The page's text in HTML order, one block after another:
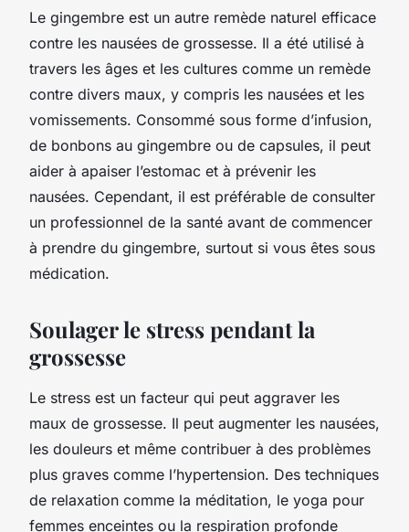
Le gingembre est un autre remède naturel efficace
contre les nausées de grossesse. Il a été utilisé à
travers les âges et les cultures comme un remède
contre divers maux, y compris les nausées et les
vomissements. Consommé sous forme d’infusion,
de bonbons au gingembre ou de capsules, il peut
aider à apaiser l’estomac et à prévenir les
nausées. Cependant, il est préférable de consulter
un professionnel de la santé avant de commencer
à prendre du gingembre, surtout si vous êtes sous
médication.
Soulager le stress pendant la
grossesse
Le stress est un facteur qui peut aggraver les
maux de grossesse. Il peut augmenter les nausées,
les douleurs et même contribuer à des problèmes
plus graves comme l’hypertension. Des techniques
de relaxation comme la méditation, le yoga pour
femmes enceintes ou la respiration profonde